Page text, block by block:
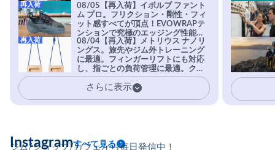
08/05【再入荷】イボルブ ファント
ム プロ。フリクション・剛性・フィ
ット感すべてが頂点！EVOWRAPテ
ンションで究極のエッジング性能を
実現。進化系ラバーEvo-74はTRAX
を凌駕する粘着力で極小ホールドに
安心感。
再入荷
08/04【再入荷】メトリウス ナノリ
ングス。旅先やジム外トレーニング
に最適。フィンガーリフトにも対応
し、指ごとの負荷管理に最適。クラ
イマーの指を本気で鍛えるギア。
再入荷
さらに表示
ジム/ショップ/カフェから毎日発信中！
Instagramすべて見る